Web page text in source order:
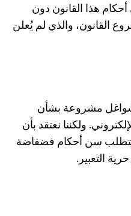
هذا القانون دون
القانون، والذي لم يُعلن
مشروعة بشأن
ولكننا نعتقد بأن
يتطلب سن أحكام فضفاضة
التعبير.